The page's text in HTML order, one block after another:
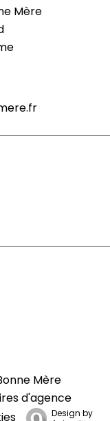
Mère
Mère
d'agence
Design by